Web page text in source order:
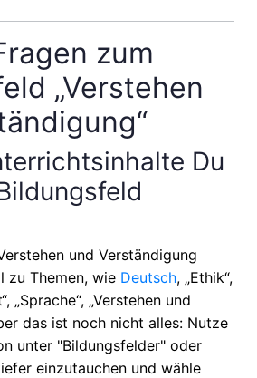
zum
„Verstehen
Du
und Verständigung
zu Themen, wie Deutsch, „Ethik“,
„Sprache“, „Verstehen und
das ist noch nicht alles: Nutze
unter "Bildungsfelder" oder
einzutauchen und wähle